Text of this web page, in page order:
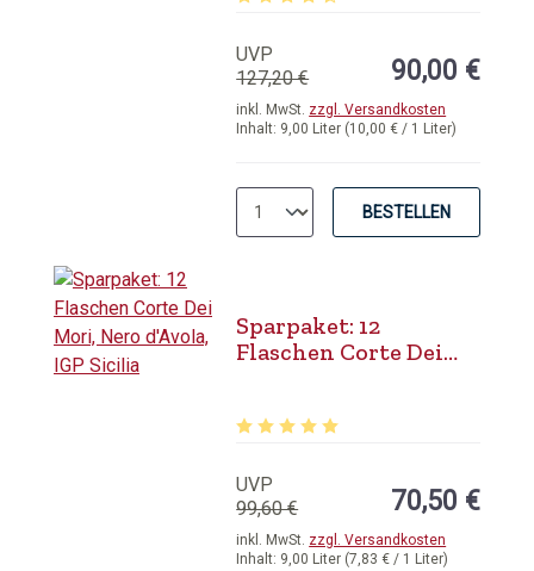
Inhalt: 9,00 Liter (10,00 € / 1 Liter)
inkl. MwSt. zzgl. Versandkosten
UVP
127,20 €
90,00 €
BESTELLEN
Sparpaket: 12
Flaschen Corte Dei
Inhalt: 9,00 Liter (7,83 € / 1 Liter)
inkl. MwSt. zzgl. Versandkosten
UVP
99,60 €
70,50 €